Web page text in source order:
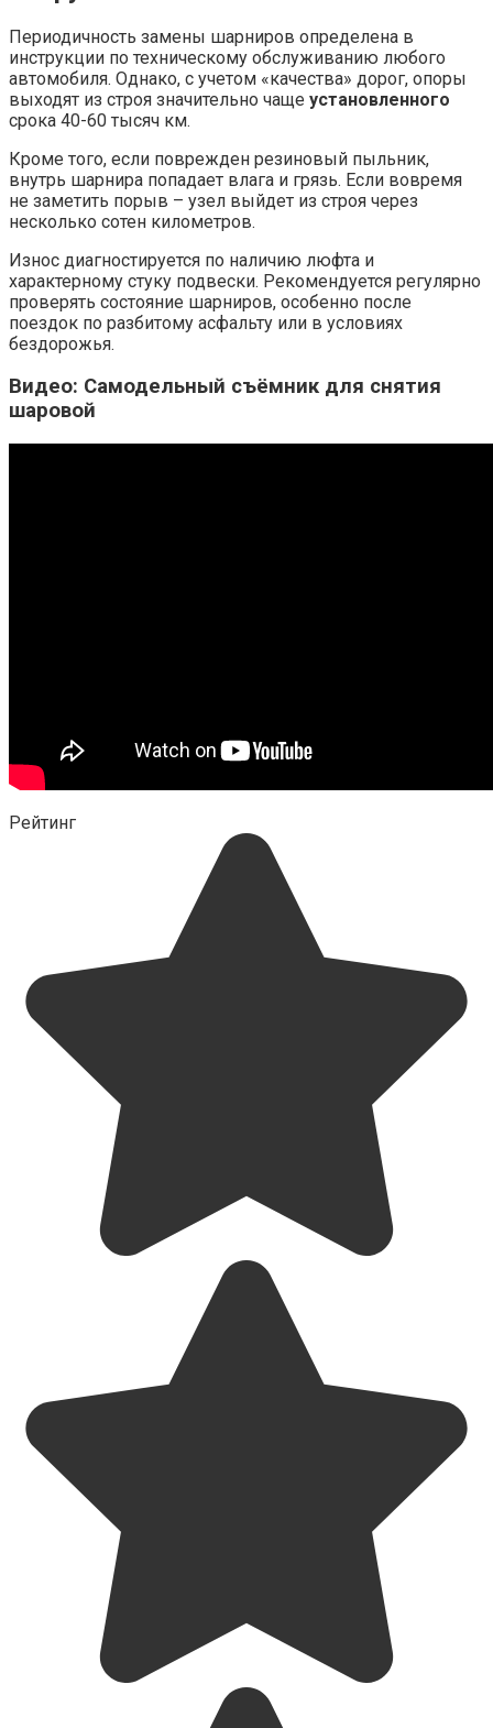
Периодичность замены шарниров определена в
инструкции по техническому обслуживанию любого
автомобиля. Однако, с учетом «качества» дорог, опоры
выходят из строя значительно чаще установленного
срока 40-60 тысяч км.
Кроме того, если поврежден резиновый пыльник,
внутрь шарнира попадает влага и грязь. Если вовремя
не заметить порыв – узел выйдет из строя через
несколько сотен километров.
Износ диагностируется по наличию люфта и
характерному стуку подвески. Рекомендуется регулярно
проверять состояние шарниров, особенно после
поездок по разбитому асфальту или в условиях
бездорожья.
Видео: Самодельный съёмник для снятия
шаровой
Рейтинг